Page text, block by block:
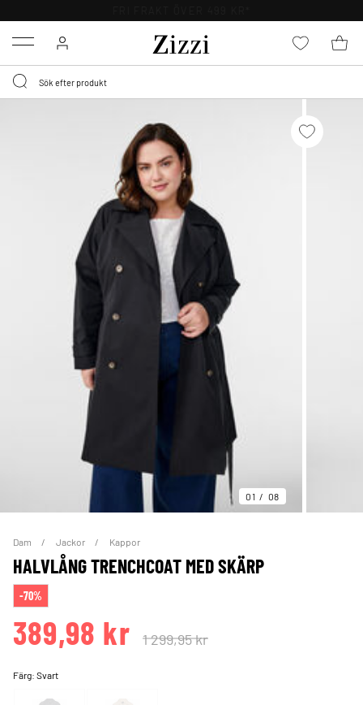
Menu
01 08
Dam Jackor Kappor
HALVLÅNG TRENCHCOAT MED SKÄRP
-70%
389,98 kr 1 299,95 kr
Färg:Svart